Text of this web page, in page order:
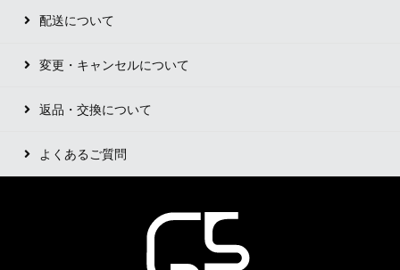
配送について
変更・キャンセルについて
返品・交換について
よくあるご質問